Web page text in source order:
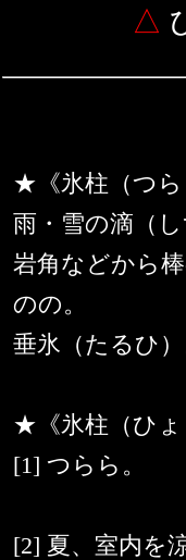
△
★《氷柱（つら
雨・雪の滴（
岩角などから
のの。
垂氷（たるひ）
★《氷柱（ひょ
[1] つらら。
[2] 夏、室内を